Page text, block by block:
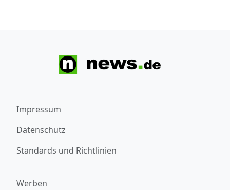
Impressum
Datenschutz
Standards und Richtlinien
Werben